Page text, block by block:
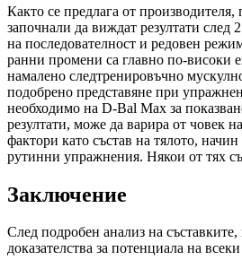
Както се предлага от производителя,
започнали да виждат резултати след
на последователност и редовен
ранни промени са главно по-високи
намалено следтренировъчно
подобрено представяне при
необходимо на D-Bal Max за
резултати, може да варира от човек
фактори като състав на тялото,
рутинни упражнения. Някои от тях
Заключение
След подробен анализ на
доказателства за потенциала на